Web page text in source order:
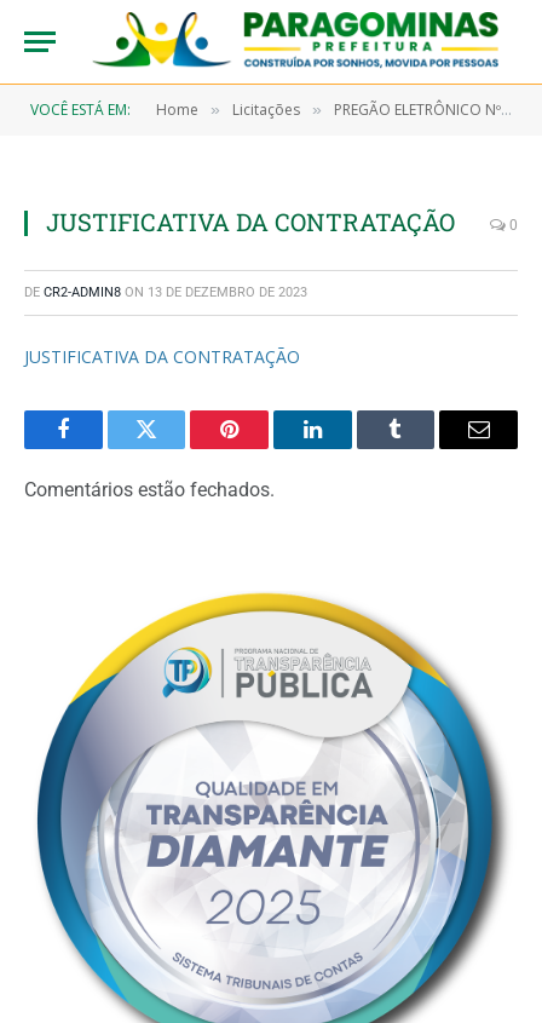
VOCÊ ESTÁ EM: Home » Licitações » PREGÃO ELETRÔNICO Nº 002/2023-SANEPAR (REGISTRO DE PREÇOS PARA FUTURA E EVENTUAL AQUISIÇÃO DE GÊNEROS DE ALIMENTAÇÃO, MATERIAIS DE LIMPEZA E PRODUTOS DE HIGIENIZAÇÃO, PARA COMPOR AS CESTAS BÁSICAS DESTINADAS AOS SERVIDORES DA AGÊNCIA DE SANEAMENTO DE PARAGOMINAS/PA)
JUSTIFICATIVA DA CONTRATAÇÃO 0
DE CR2-ADMIN8 ON 13 DE DEZEMBRO DE 2023
JUSTIFICATIVA DA CONTRATAÇÃO
FacebookTwitter Pinterest LinkedInTumblr Email
Comentários estão fechados.